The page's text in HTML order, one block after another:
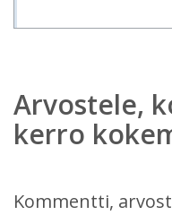
Arvostele,
kerro
Kommentti,